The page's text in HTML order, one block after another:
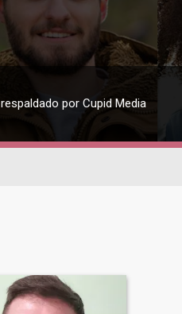
por Cupid Media